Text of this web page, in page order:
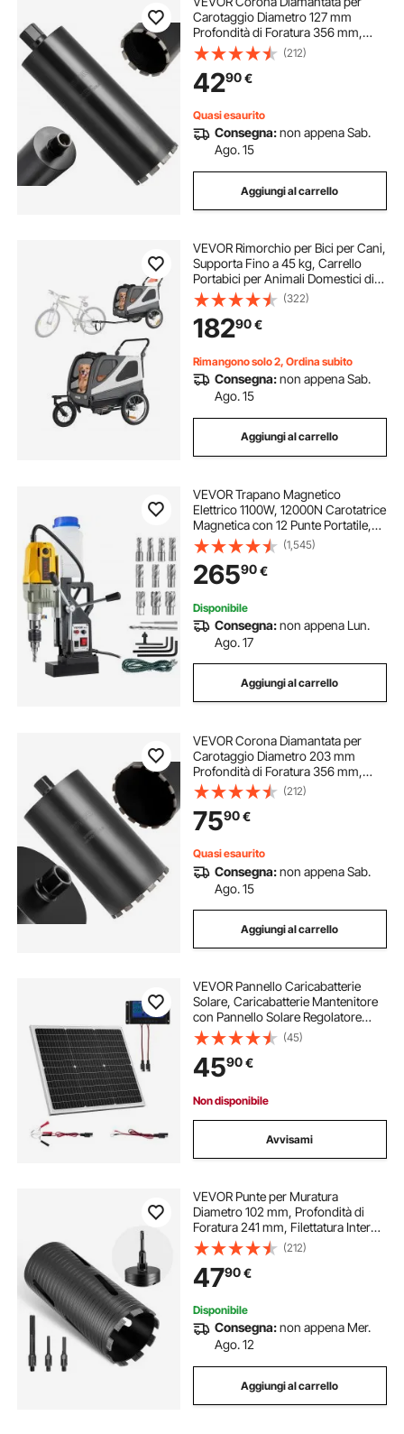
frese diamantate per piastrelle
perforatrice cordonatrice
perforatrice per pelle w 750 125
frese diamantate
frese diamantate per smerigliatrice
Carotaggio Diametro 127 mm
Profondità di Foratura 356 mm,
Tecnologia di Saldatura ad Alta
Precisione, Punta Carotatrice
Diamantata a Umido per Cemento
Armato, Mattoni
(212)
4290€
Quasi esaurito
Consegna:non appena Sab.
Ago. 15
Aggiungi al carrello
VEVOR Rimorchio per Bici per Cani,
Supporta Fino a 45 kg, Carrello
Portabici per Animali Domestici di
Piccola e Grande Taglia, Telaio
Pieghevole con Ruota a Sgancio
Rapido, Attacco Universale
(322)
18290€
Rimangono solo 2, Ordina subito
Consegna:non appena Sab.
Ago. 15
Aggiungi al carrello
VEVOR Trapano Magnetico
Elettrico 1100W, 12000N Carotatrice
Magnetica con 12 Punte Portatile,
Trapano Industriale
Elettromagnetico con Massima
Foratura 40 mm e Profondità 150
mm per Uso Industriale
(1,545)
26590€
Disponibile
Consegna:non appena Lun.
Ago. 17
Aggiungi al carrello
VEVOR Corona Diamantata per
Carotaggio Diametro 203 mm
Profondità di Foratura 356 mm,
Tecnologia di Saldatura ad Alta
Precisione, Punta Carotatrice
Diamantata a Umido per Cemento
Armato, Mattoni
(212)
7590€
Quasi esaurito
Consegna:non appena Sab.
Ago. 15
Aggiungi al carrello
VEVOR Pannello Caricabatterie
Solare, Caricabatterie Mantenitore
con Pannello Solare Regolatore
MPPT Aggiornato, Impermeabile
IP65 per Auto, Barche, Camper,
Tetti Piani (Staffa non Inclusa)
(45)
4590€
Non disponibile
Avvisami
VEVOR Punte per Muratura
Diametro 102 mm, Profondità di
Foratura 241 mm, Filettatura Interna
M16, Punta Carotatrice Diamantata
a Secco con 3 Adattatori, Chiave
Esagonale per Cemento Armato
(212)
4790€
Disponibile
Consegna:non appena Mer.
Ago. 12
Aggiungi al carrello